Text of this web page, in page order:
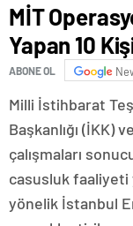
MİT
Yapan 10
ABONE OL
Milli İstihbarat
Başkanlığı (İKK)
çalışmaları
casusluk faaliyeti
yönelik İstanbul